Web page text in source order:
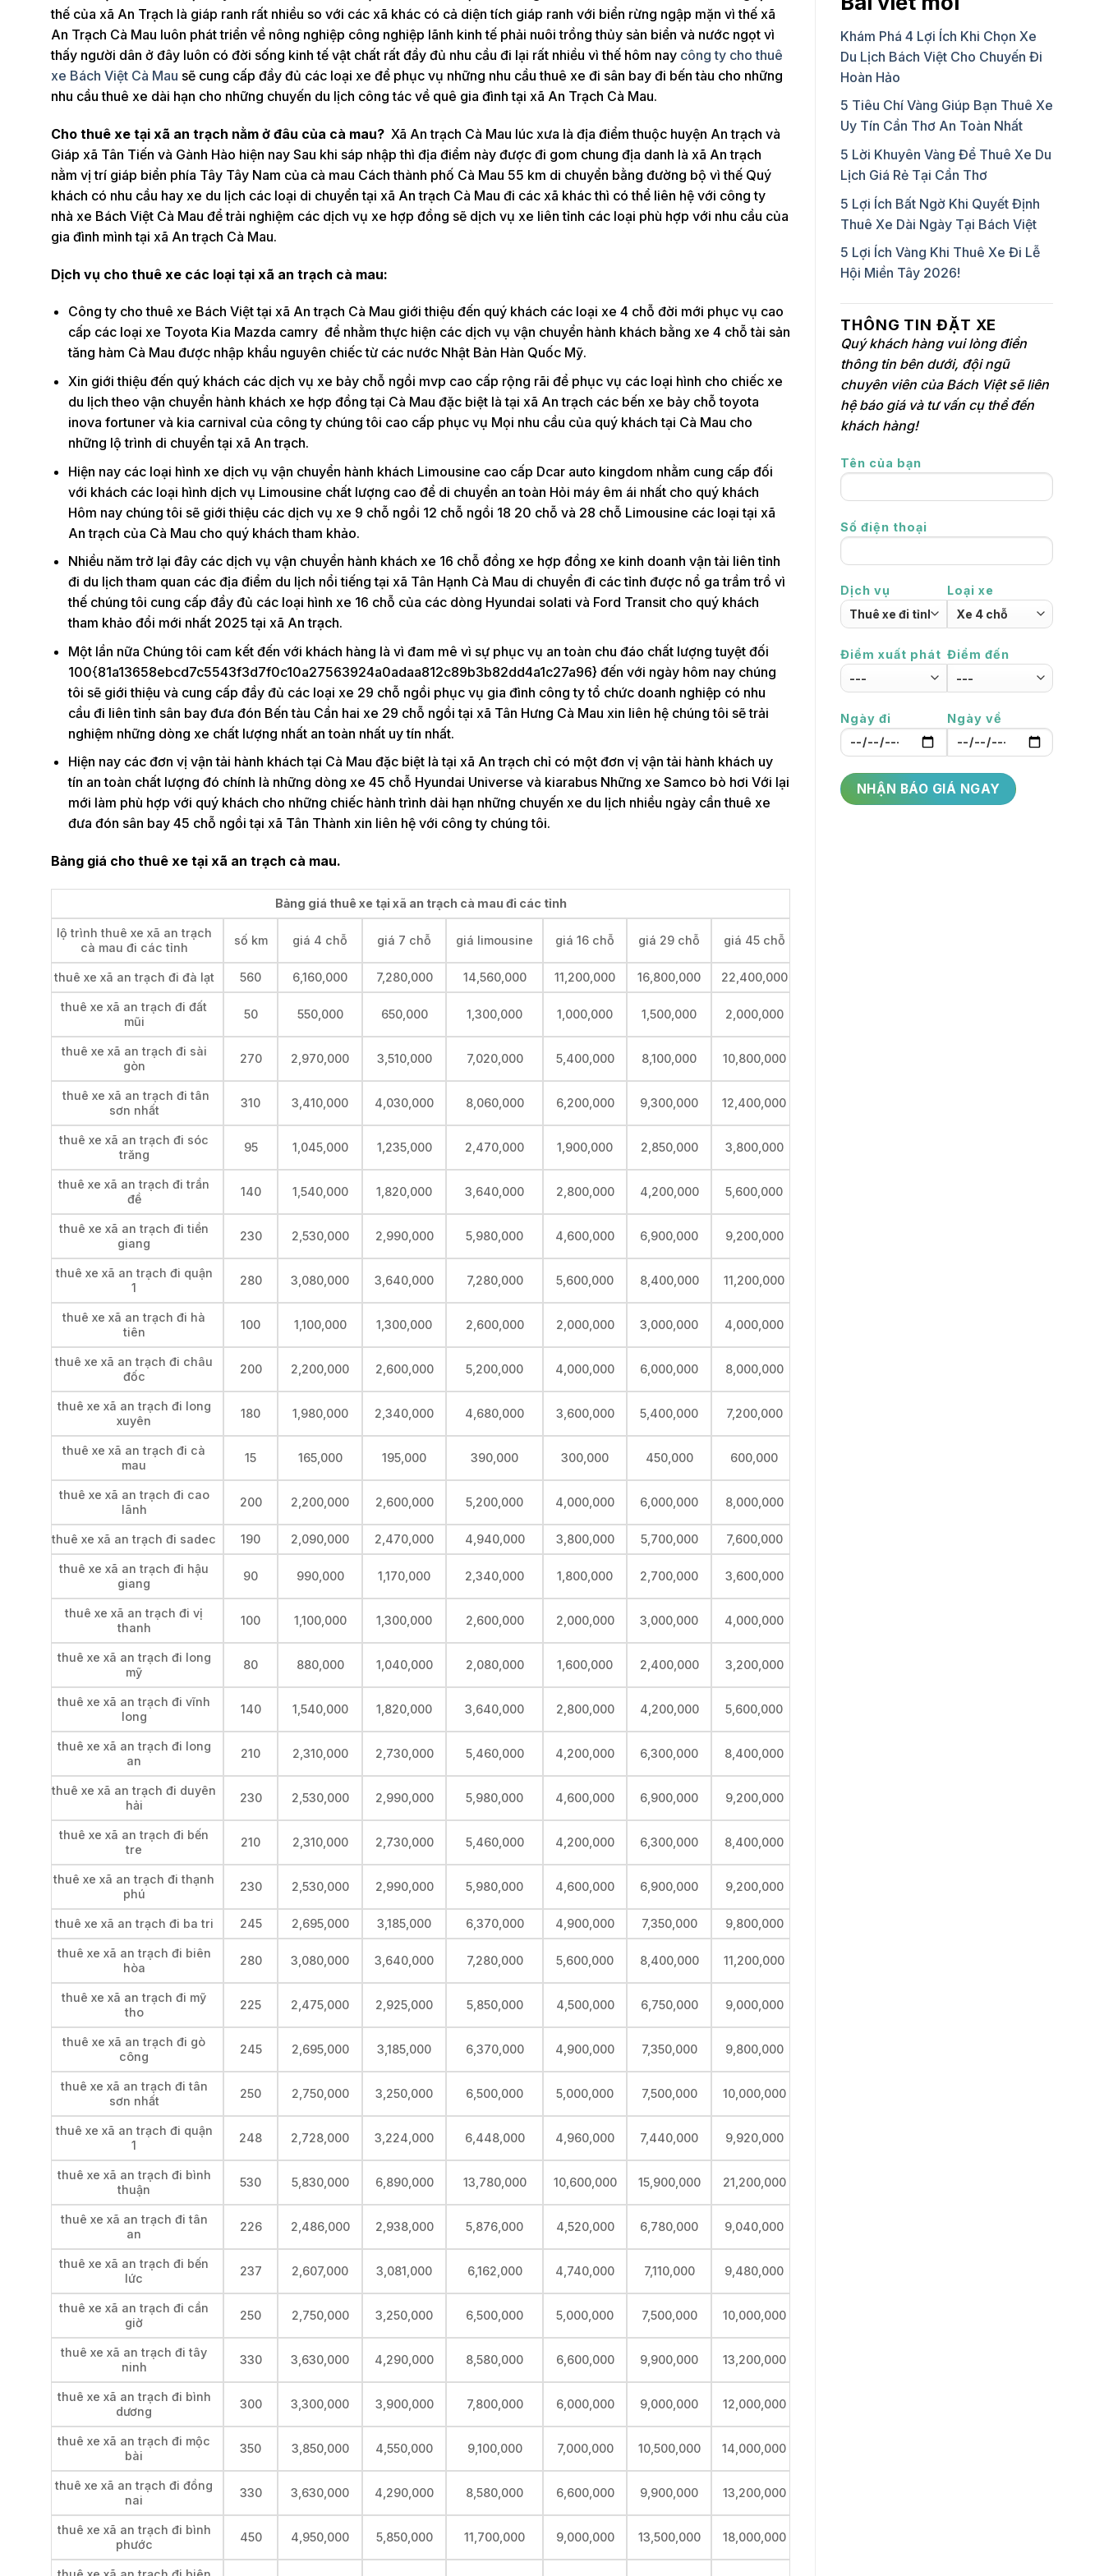
thế của xã An Trạch là giáp ranh rất nhiều so với các xã khác có cả diện tích giáp ranh với biển rừng ngập mặn vì thế xã
An Trạch Cà Mau luôn phát triển về nông nghiệp công nghiệp lãnh kinh tế phải nuôi trồng thủy sản biển và nước ngọt vì
thấy người dân ở đây luôn có đời sống kinh tế vật chất rất đầy đủ nhu cầu đi lại rất nhiều vì thế hôm nay công ty cho thuê
xe Bách Việt Cà Mau sẽ cung cấp đầy đủ các loại xe để phục vụ những nhu cầu thuê xe đi sân bay đi bến tàu cho những
nhu cầu thuê xe dài hạn cho những chuyến du lịch công tác về quê gia đình tại xã An Trạch Cà Mau.
Cho thuê xe tại xã an trạch nằm ở đâu của cà mau? Xã An trạch Cà Mau lúc xưa là địa điểm thuộc huyện An trạch và
Giáp xã Tân Tiến và Gành Hào hiện nay Sau khi sáp nhập thì địa điểm này được đi gom chung địa danh là xã An trạch
nằm vị trí giáp biển phía Tây Tây Nam của cà mau Cách thành phố Cà Mau 55 km di chuyển bằng đường bộ vì thế Quý
khách có nhu cầu hay xe du lịch các loại di chuyển tại xã An trạch Cà Mau đi các xã khác thì có thể liên hệ với công ty
nhà xe Bách Việt Cà Mau để trải nghiệm các dịch vụ xe hợp đồng sẽ dịch vụ xe liên tỉnh các loại phù hợp với nhu cầu của
gia đình mình tại xã An trạch Cà Mau.
Dịch vụ cho thuê xe các loại tại xã an trạch cà mau:
Công ty cho thuê xe Bách Việt tại xã An trạch Cà Mau giới thiệu đến quý khách các loại xe 4 chỗ đời mới phục vụ cao
cấp các loại xe Toyota Kia Mazda camry để nhằm thực hiện các dịch vụ vận chuyển hành khách bằng xe 4 chỗ tài sản
tăng hàm Cà Mau được nhập khẩu nguyên chiếc từ các nước Nhật Bản Hàn Quốc Mỹ.
Xin giới thiệu đến quý khách các dịch vụ xe bảy chỗ ngồi mvp cao cấp rộng rãi để phục vụ các loại hình cho chiếc xe
du lịch theo vận chuyển hành khách xe hợp đồng tại Cà Mau đặc biệt là tại xã An trạch các bến xe bảy chỗ toyota
inova fortuner và kia carnival của công ty chúng tôi cao cấp phục vụ Mọi nhu cầu của quý khách tại Cà Mau cho
những lộ trình di chuyển tại xã An trạch.
Hiện nay các loại hình xe dịch vụ vận chuyển hành khách Limousine cao cấp Dcar auto kingdom nhằm cung cấp đối
với khách các loại hình dịch vụ Limousine chất lượng cao để di chuyển an toàn Hỏi máy êm ái nhất cho quý khách
Hôm nay chúng tôi sẽ giới thiệu các dịch vụ xe 9 chỗ ngồi 12 chỗ ngồi 18 20 chỗ và 28 chỗ Limousine các loại tại xã
An trạch của Cà Mau cho quý khách tham khảo.
Nhiều năm trở lại đây các dịch vụ vận chuyển hành khách xe 16 chỗ đồng xe hợp đồng xe kinh doanh vận tải liên tỉnh
đi du lịch tham quan các địa điểm du lịch nổi tiếng tại xã Tân Hạnh Cà Mau di chuyển đi các tỉnh được nổ ga trầm trồ vì
thế chúng tôi cung cấp đầy đủ các loại hình xe 16 chỗ của các dòng Hyundai solati và Ford Transit cho quý khách
tham khảo đổi mới nhất 2025 tại xã An trạch.
Một lần nữa Chúng tôi cam kết đến với khách hàng là vì đam mê vì sự phục vụ an toàn chu đáo chất lượng tuyệt đối
100{81a13658ebcd7c5543f3d7f0c10a27563924a0adaa812c89b3b82dd4a1c27a96} đến với ngày hôm nay chúng
tôi sẽ giới thiệu và cung cấp đầy đủ các loại xe 29 chỗ ngồi phục vụ gia đình công ty tổ chức doanh nghiệp có nhu
cầu đi liên tỉnh sân bay đưa đón Bến tàu Cần hai xe 29 chỗ ngồi tại xã Tân Hưng Cà Mau xin liên hệ chúng tôi sẽ trải
nghiệm những dòng xe chất lượng nhất an toàn nhất uy tín nhất.
Hiện nay các đơn vị vận tải hành khách tại Cà Mau đặc biệt là tại xã An trạch chỉ có một đơn vị vận tải hành khách uy
tín an toàn chất lượng đó chính là những dòng xe 45 chỗ Hyundai Universe và kiarabus Những xe Samco bò hơi Với lại
mới làm phù hợp với quý khách cho những chiếc hành trình dài hạn những chuyến xe du lịch nhiều ngày cần thuê xe
đưa đón sân bay 45 chỗ ngồi tại xã Tân Thành xin liên hệ với công ty chúng tôi.
Bảng giá cho thuê xe tại xã an trạch cà mau.
Bảng giá thuê xe tại xã an trạch cà mau đi các tỉnh
lộ trình thuê xe xã an trạch
cà mau đi các tỉnh
số km giá 4 chỗ giá 7 chỗ giá limousine giá 16 chỗ giá 29 chỗ giá 45 chỗ
thuê xe xã an trạch đi đà lạt 560 6,160,000 7,280,000 14,560,000 11,200,000 16,800,000 22,400,000
thuê xe xã an trạch đi đất
mũi
50 550,000 650,000 1,300,000 1,000,000 1,500,000 2,000,000
thuê xe xã an trạch đi sài
gòn
270 2,970,000 3,510,000 7,020,000 5,400,000 8,100,000 10,800,000
thuê xe xã an trạch đi tân
sơn nhất
310 3,410,000 4,030,000 8,060,000 6,200,000 9,300,000 12,400,000
thuê xe xã an trạch đi sóc
trăng
95 1,045,000 1,235,000 2,470,000 1,900,000 2,850,000 3,800,000
thuê xe xã an trạch đi trần
đề
140 1,540,000 1,820,000 3,640,000 2,800,000 4,200,000 5,600,000
thuê xe xã an trạch đi tiền
giang
230 2,530,000 2,990,000 5,980,000 4,600,000 6,900,000 9,200,000
thuê xe xã an trạch đi quận
1
280 3,080,000 3,640,000 7,280,000 5,600,000 8,400,000 11,200,000
thuê xe xã an trạch đi hà
tiên
100 1,100,000 1,300,000 2,600,000 2,000,000 3,000,000 4,000,000
thuê xe xã an trạch đi châu
đốc
200 2,200,000 2,600,000 5,200,000 4,000,000 6,000,000 8,000,000
thuê xe xã an trạch đi long
xuyên
180 1,980,000 2,340,000 4,680,000 3,600,000 5,400,000 7,200,000
thuê xe xã an trạch đi cà
mau
15 165,000 195,000 390,000 300,000 450,000 600,000
thuê xe xã an trạch đi cao
lãnh
200 2,200,000 2,600,000 5,200,000 4,000,000 6,000,000 8,000,000
thuê xe xã an trạch đi sadec 190 2,090,000 2,470,000 4,940,000 3,800,000 5,700,000 7,600,000
thuê xe xã an trạch đi hậu
giang
90 990,000 1,170,000 2,340,000 1,800,000 2,700,000 3,600,000
thuê xe xã an trạch đi vị
thanh
100 1,100,000 1,300,000 2,600,000 2,000,000 3,000,000 4,000,000
thuê xe xã an trạch đi long
mỹ
80 880,000 1,040,000 2,080,000 1,600,000 2,400,000 3,200,000
thuê xe xã an trạch đi vĩnh
long
140 1,540,000 1,820,000 3,640,000 2,800,000 4,200,000 5,600,000
thuê xe xã an trạch đi long
an
210 2,310,000 2,730,000 5,460,000 4,200,000 6,300,000 8,400,000
thuê xe xã an trạch đi duyên
hải
230 2,530,000 2,990,000 5,980,000 4,600,000 6,900,000 9,200,000
thuê xe xã an trạch đi bến
tre
210 2,310,000 2,730,000 5,460,000 4,200,000 6,300,000 8,400,000
thuê xe xã an trạch đi thạnh
phú
230 2,530,000 2,990,000 5,980,000 4,600,000 6,900,000 9,200,000
thuê xe xã an trạch đi ba tri 245 2,695,000 3,185,000 6,370,000 4,900,000 7,350,000 9,800,000
thuê xe xã an trạch đi biên
hòa
280 3,080,000 3,640,000 7,280,000 5,600,000 8,400,000 11,200,000
thuê xe xã an trạch đi mỹ
tho
225 2,475,000 2,925,000 5,850,000 4,500,000 6,750,000 9,000,000
thuê xe xã an trạch đi gò
công
245 2,695,000 3,185,000 6,370,000 4,900,000 7,350,000 9,800,000
thuê xe xã an trạch đi tân
sơn nhất
250 2,750,000 3,250,000 6,500,000 5,000,000 7,500,000 10,000,000
thuê xe xã an trạch đi quận
1
248 2,728,000 3,224,000 6,448,000 4,960,000 7,440,000 9,920,000
thuê xe xã an trạch đi bình
thuận
530 5,830,000 6,890,000 13,780,000 10,600,000 15,900,000 21,200,000
thuê xe xã an trạch đi tân
an
226 2,486,000 2,938,000 5,876,000 4,520,000 6,780,000 9,040,000
thuê xe xã an trạch đi bến
lức
237 2,607,000 3,081,000 6,162,000 4,740,000 7,110,000 9,480,000
thuê xe xã an trạch đi cần
giờ
250 2,750,000 3,250,000 6,500,000 5,000,000 7,500,000 10,000,000
thuê xe xã an trạch đi tây
ninh
330 3,630,000 4,290,000 8,580,000 6,600,000 9,900,000 13,200,000
thuê xe xã an trạch đi bình
dương
300 3,300,000 3,900,000 7,800,000 6,000,000 9,000,000 12,000,000
thuê xe xã an trạch đi mộc
bài
350 3,850,000 4,550,000 9,100,000 7,000,000 10,500,000 14,000,000
thuê xe xã an trạch đi đồng
nai
330 3,630,000 4,290,000 8,580,000 6,600,000 9,900,000 13,200,000
thuê xe xã an trạch đi bình
phước
450 4,950,000 5,850,000 11,700,000 9,000,000 13,500,000 18,000,000
Khám Phá 4 Lợi Ích Khi Chọn Xe
Du Lịch Bách Việt Cho Chuyến Đi
Hoàn Hảo
5 Tiêu Chí Vàng Giúp Bạn Thuê Xe
Uy Tín Cần Thơ An Toàn Nhất
5 Lời Khuyên Vàng Để Thuê Xe Du
Lịch Giá Rẻ Tại Cần Thơ
5 Lợi Ích Bất Ngờ Khi Quyết Định
Thuê Xe Dài Ngày Tại Bách Việt
5 Lợi Ích Vàng Khi Thuê Xe Đi Lễ
Hội Miền Tây 2026!
THÔNG TIN ĐẶT XE
Quý khách hàng vui lòng điền
thông tin bên dưới, đội ngũ
chuyên viên của Bách Việt sẽ liên
hệ báo giá và tư vấn cụ thể đến
khách hàng!
Tên của bạn
Số điện thoại
Dịch vụ Loại xe
Điểm xuất phát Điểm đến
Ngày đi Ngày về